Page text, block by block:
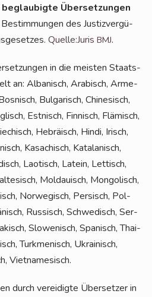
Über­set­zun­gen
des Jus­tiz­ver­gü­
Quelle:JurisBMJ.
in die meis­ten Staats-
an: Alba­nisch, Ara­bisch, Arme­
Bul­ga­risch, Chi­ne­sisch,
Est­nisch, Fin­nisch, Flä­misch,
Hebrä­isch, Hin­di, Irisch,
Kasa­chisch, Kata­la­nisch,
Lao­tisch, Latein, Let­tisch,
Mol­dauisch, Mon­go­lisch,
Nor­we­gisch, Per­sisch, Pol­
Rus­sisch, Schwe­disch, Ser­
Slo­we­nisch, Spa­nisch, Thai­
Turk­me­ni­sch, Ukrai­nisch,
Vietnamesisch.
durch ver­ei­dig­te Über­set­zer in